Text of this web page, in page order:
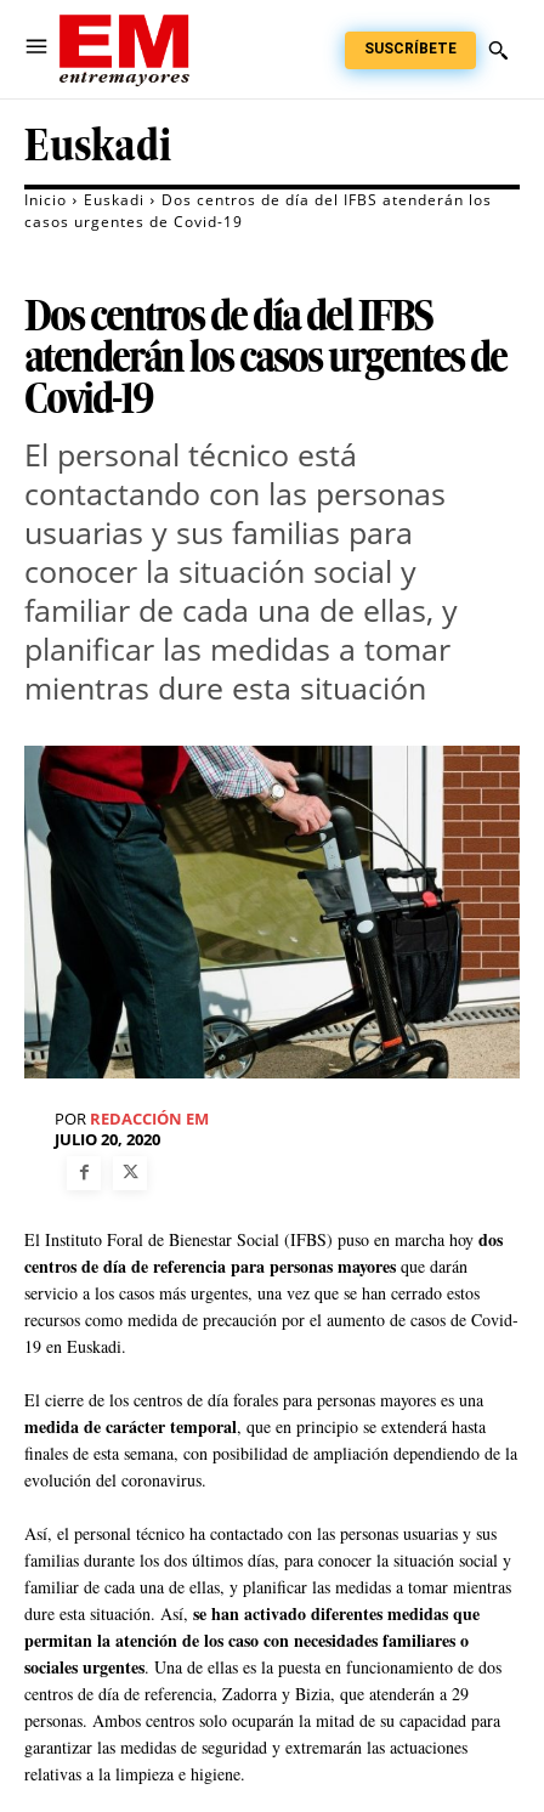
SUSCRÍBETE
Euskadi
Inicio Euskadi
Dos centros de día del IFBS atenderán los
casos urgentes de Covid-19
Dos centros de día del IFBS
atenderán los casos urgentes de
Covid-19
El personal técnico está
contactando con las personas
usuarias y sus familias para
conocer la situación social y
familiar de cada una de ellas, y
planificar las medidas a tomar
mientras dure esta situación
POR REDACCIÓN EM
JULIO 20, 2020
El Instituto Foral de Bienestar Social (IFBS) puso en marcha hoy dos
centros de día de referencia para personas mayores que darán
servicio a los casos más urgentes, una vez que se han cerrado estos
recursos como medida de precaución por el aumento de casos de Covid-
19 en Euskadi.
El cierre de los centros de día forales para personas mayores es una
medida de carácter temporal, que en principio se extenderá hasta
finales de esta semana, con posibilidad de ampliación dependiendo de la
evolución del coronavirus.
Así, el personal técnico ha contactado con las personas usuarias y sus
familias durante los dos últimos días, para conocer la situación social y
familiar de cada una de ellas, y planificar las medidas a tomar mientras
dure esta situación. Así, se han activado diferentes medidas que
permitan la atención de los caso con necesidades familiares o
sociales urgentes. Una de ellas es la puesta en funcionamiento de dos
centros de día de referencia, Zadorra y Bizia, que atenderán a 29
personas. Ambos centros solo ocuparán la mitad de su capacidad para
garantizar las medidas de seguridad y extremarán las actuaciones
relativas a la limpieza e higiene.